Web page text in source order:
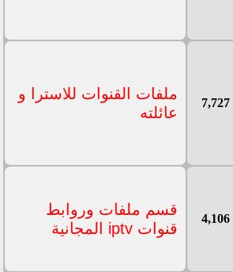
7,727
ملفات القنوات للاسترا و
عائلته
4,106
قسم ملفات وروابط
قنوات iptv المجانية